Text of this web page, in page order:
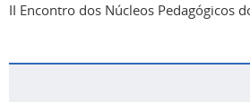
II Encontro dos Núcleos Pedagógicos